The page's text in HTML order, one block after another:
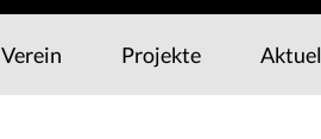
Navigation
Verein Projekte